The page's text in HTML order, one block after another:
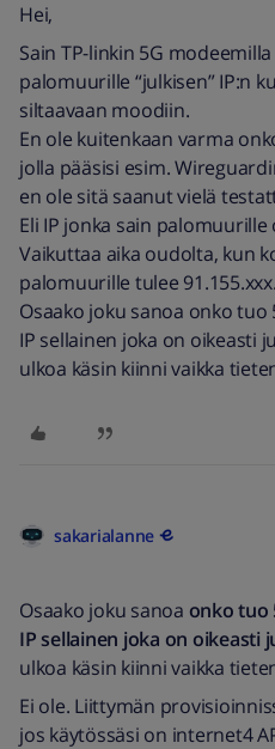
Hei,
Sain TP-linkin 5G
palomuurille “julkisen” IP:n
siltaavaan moodiin.
En ole kuitenkaan varma
jolla pääsisi esim.
en ole sitä saanut vielä
Eli IP jonka sain palomuurille
Vaikuttaa aika oudolta, kun
palomuurille tulee
Osaako joku sanoa onko tuo
IP sellainen joka on oikeasti
ulkoa käsin kiinni vaikka
sakarialanne
Osaako joku sanoa onko tuo
IP sellainen joka on oikeasti
ulkoa käsin kiinni vaikka
Ei ole. Liittymän
jos käytössäsi on internet4